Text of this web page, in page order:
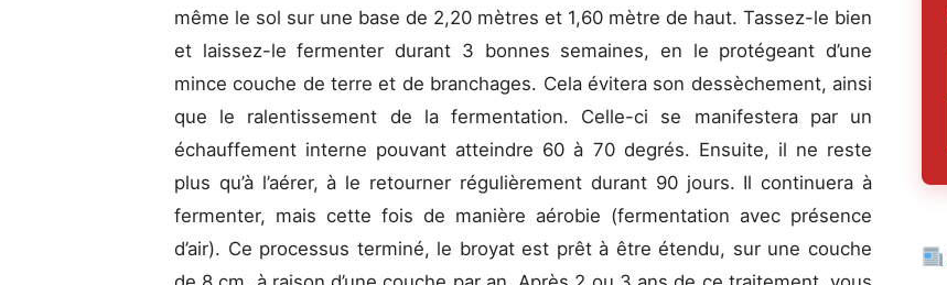
même le sol sur une base de 2,20 mètres et 1,60 mètre de haut. Tassez-le bien
et laissez-le fermenter durant 3 bonnes semaines, en le protégeant d’une
mince couche de terre et de branchages. Cela évitera son dessèchement, ainsi
que le ralentissement de la fermentation. Celle-ci se manifestera par un
échauffement interne pouvant atteindre 60 à 70 degrés. Ensuite, il ne reste
plus qu’à l’aérer, à le retourner régulièrement durant 90 jours. Il continuera à
fermenter, mais cette fois de manière aérobie (fermentation avec présence
d’air). Ce processus terminé, le broyat est prêt à être étendu, sur une couche